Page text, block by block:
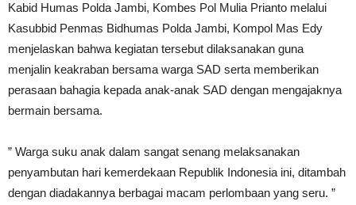
Kabid Humas Polda Jambi, Kombes Pol Mulia Prianto melalui
Kasubbid Penmas Bidhumas Polda Jambi, Kompol Mas Edy
menjelaskan bahwa kegiatan tersebut dilaksanakan guna
menjalin keakraban bersama warga SAD serta memberikan
perasaan bahagia kepada anak-anak SAD dengan mengajaknya
bermain bersama.
” Warga suku anak dalam sangat senang melaksanakan
penyambutan hari kemerdekaan Republik Indonesia ini, ditambah
dengan diadakannya berbagai macam perlombaan yang seru. ”